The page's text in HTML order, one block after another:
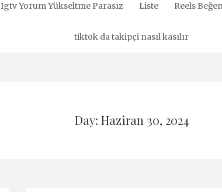
Igtv Yorum Yükseltme Parasız Liste Reels
tiktok da takipçi nasıl kasılır
Day: Haziran 30, 2024